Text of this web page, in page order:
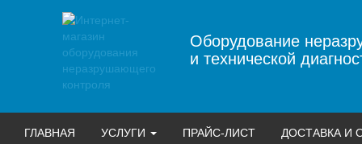
Оборудование
и технической
ГЛАВНАЯ УСЛУГИ ПРАЙС-ЛИСТ ДОСТАВКА И